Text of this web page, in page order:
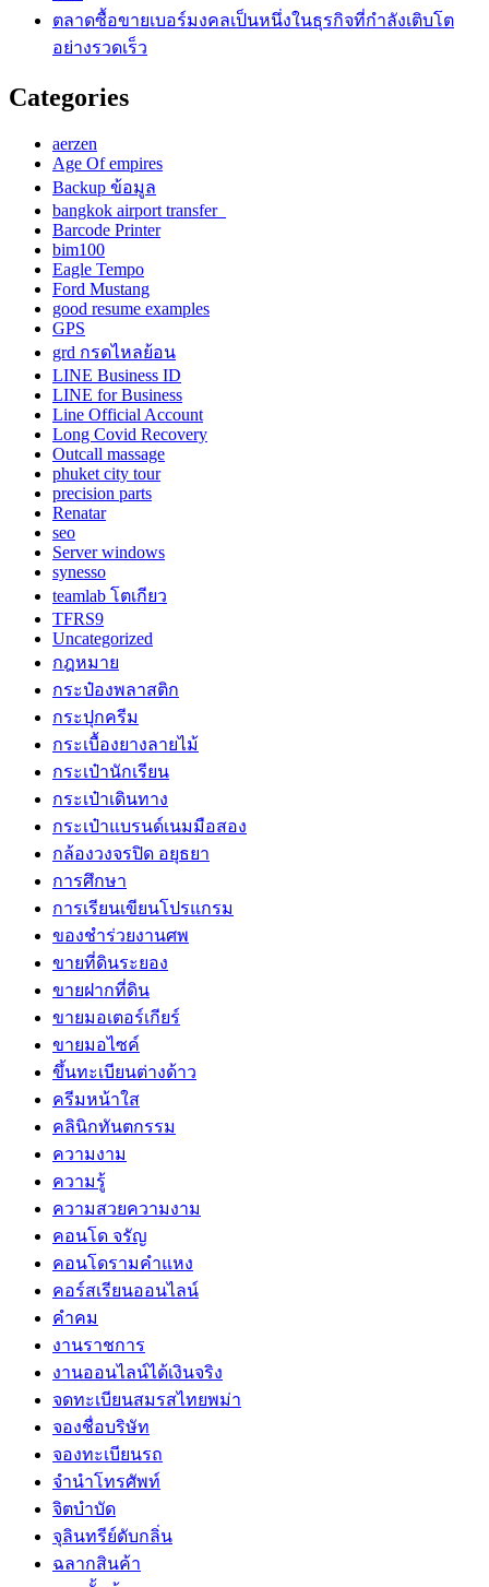
ตลาดซื้อขายเบอร์มงคลเป็นหนึ่งในธุรกิจที่กำลังเติบโต
อย่างรวดเร็ว
Categories
aerzen
Age Of empires
Backup ข้อมูล
bangkok airport transfer
Barcode Printer
bim100
Eagle Tempo
Ford Mustang
good resume examples
GPS
grd กรดไหลย้อน
LINE Business ID
LINE for Business
Line Official Account
Long Covid Recovery
Outcall massage
phuket city tour
precision parts
Renatar
seo
Server windows
synesso
teamlab โตเกียว
TFRS9
Uncategorized
กฎหมาย
กระป๋องพลาสติก
กระปุกครีม
กระเบื้องยางลายไม้
กระเป๋านักเรียน
กระเป๋าเดินทาง
กระเป๋าแบรนด์เนมมือสอง
กล้องวงจรปิด อยุธยา
การศึกษา
การเรียนเขียนโปรแกรม
ของชำร่วยงานศพ
ขายที่ดินระยอง
ขายฝากที่ดิน
ขายมอเตอร์เกียร์
ขายมอไซค์
ขึ้นทะเบียนต่างด้าว
ครีมหน้าใส
คลินิกทันตกรรม
ความงาม
ความรู้
ความสวยความงาม
คอนโด จรัญ
คอนโดรามคำแหง
คอร์สเรียนออนไลน์
คำคม
งานราชการ
งานออนไลน์ได้เงินจริง
จดทะเบียนสมรสไทยพม่า
จองชื่อบริษัท
จองทะเบียนรถ
จำนำโทรศัพท์
จิตบำบัด
จุลินทรีย์ดับกลิ่น
ฉลากสินค้า